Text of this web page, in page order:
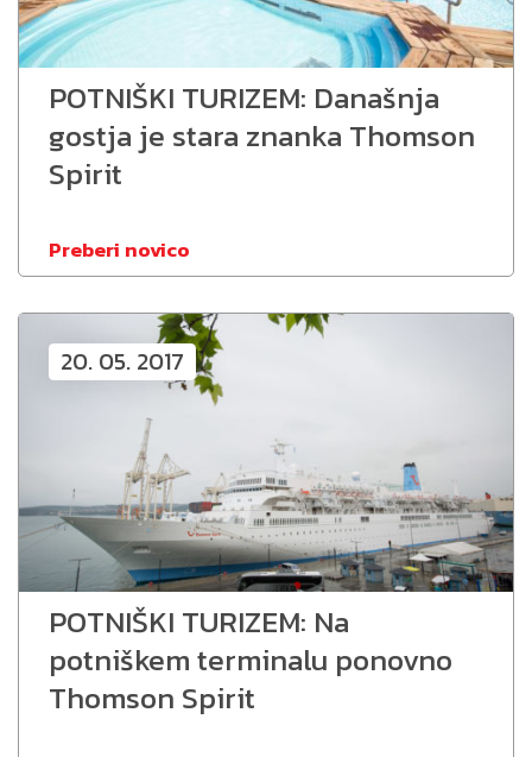
POTNIŠKI TURIZEM: Današnja
gostja je stara znanka Thomson
Spirit
Preberi novico
20. 05. 2017
POTNIŠKI TURIZEM: Na
potniškem terminalu ponovno
Thomson Spirit